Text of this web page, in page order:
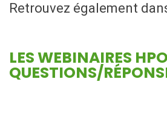
Retrouvez également
LES WEBINAIRES
QUESTIONS/